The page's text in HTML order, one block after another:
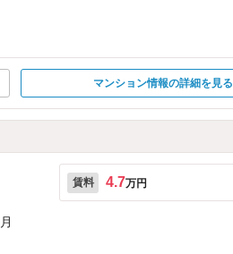
マンション情報の詳細を見る
賃料 4.7万円